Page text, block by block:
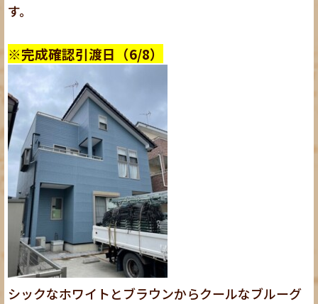
す。
※完成確認引渡日（6/8）
シックなホワイトとブラウンからクールなブルーグ